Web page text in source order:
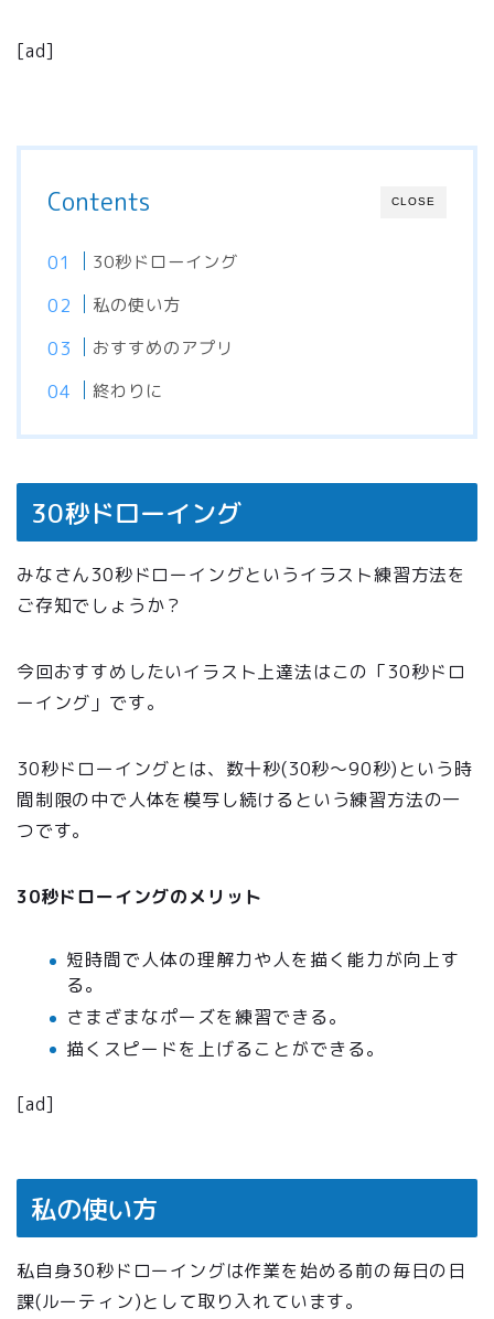
[ad]
CLOSE
Contents
30秒ドローイング
私の使い方
おすすめのアプリ
終わりに
30秒ドローイング
みなさん30秒ドローイングというイラスト練習方法を
ご存知でしょうか？
今回おすすめしたいイラスト上達法はこの「30秒ドロ
ーイング」です。
30秒ドローイングとは、数十秒(30秒〜90秒)という時
間制限の中で人体を模写し続けるという練習方法の一
つです。
30秒ドローイングのメリット
短時間で人体の理解力や人を描く能力が向上す
る。
さまざまなポーズを練習できる。
描くスピードを上げることができる。
[ad]
私の使い方
私自身30秒ドローイングは作業を始める前の毎日の日
課(ルーティン)として取り入れています。